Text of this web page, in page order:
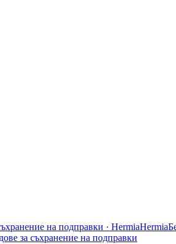
на подправки · HermiaHermia
за съхранение на подправки